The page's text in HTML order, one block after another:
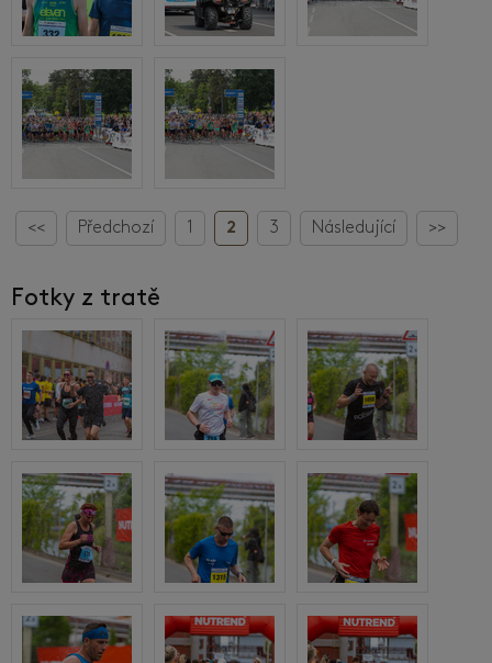
<< Předchozí 1 2 3 Následující >>
Fotky z tratě